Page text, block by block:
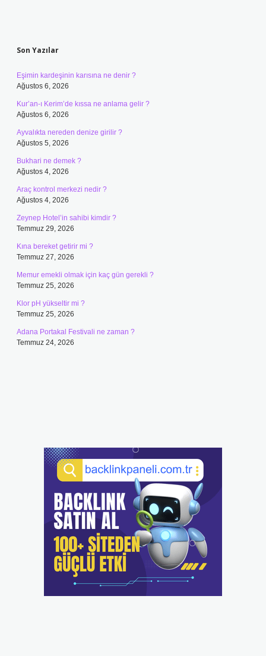
Son Yazılar
Eşimin kardeşinin karısına ne denir ?
Ağustos 6, 2026
Kur’an-ı Kerim’de kıssa ne anlama gelir ?
Ağustos 6, 2026
Ayvalıkta nereden denize girilir ?
Ağustos 5, 2026
Bukhari ne demek ?
Ağustos 4, 2026
Araç kontrol merkezi nedir ?
Ağustos 4, 2026
Zeynep Hotel’in sahibi kimdir ?
Temmuz 29, 2026
Kına bereket getirir mi ?
Temmuz 27, 2026
Memur emekli olmak için kaç gün gerekli ?
Temmuz 25, 2026
Klor pH yükseltir mi ?
Temmuz 25, 2026
Adana Portakal Festivali ne zaman ?
Temmuz 24, 2026